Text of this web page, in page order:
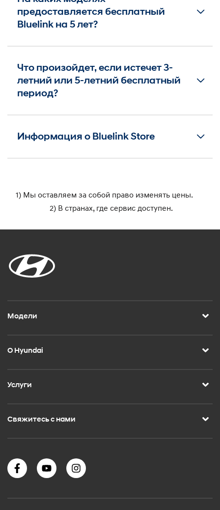
предоставляется бесплатный
Bluelink на 5 лет?
Что произойдет, если истечет 3-
летний или 5-летний бесплатный
период?
Информация о Bluelink Store
1) Мы оставляем за собой право изменять цены.
2) В странах, где сервис доступен.
Модели
О Hyundai
Услуги
Свяжитесь с нами